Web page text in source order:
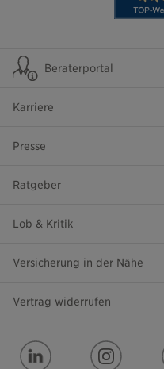
Beraterportal
Karriere
Presse
Ratgeber
Lob & Kritik
Versicherung in der Nähe
Vertrag widerrufen